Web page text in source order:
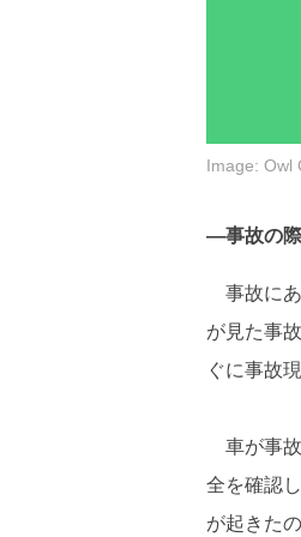
Image: Owl
―事故の際
事故にあ
が見た事
ぐに事故
車が事故
全を確認
が起きた